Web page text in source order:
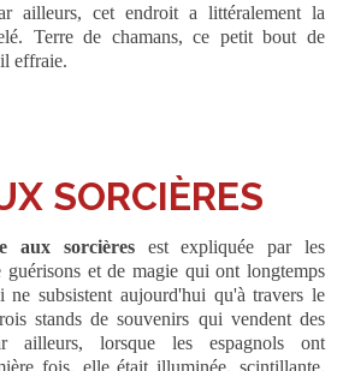
ailleurs, cet endroit a littéralement la
Terre de chamans, ce petit bout de
effraie.
SORCIÈRES
aux sorcièresest expliquée par les
guérisons et de magie qui ont longtemps
subsistent aujourd'hui qu'à travers le
stands de souvenirs qui vendent des
ailleurs, lorsque les espagnols ont
fois, elle était illuminée, scintillante,